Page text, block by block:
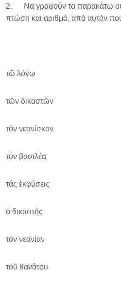
2. Να γραφούν τα παρακάτω
πτώση και αριθμό, από αυτόν
τῷ λόγῳ
τῶν δικαστῶν
τόν νεανίσκον
τόν βασιλέα
τάς ἐκφύσεις
ὁ δικαστής
τόν νεανίαν
τοῦ θανάτου